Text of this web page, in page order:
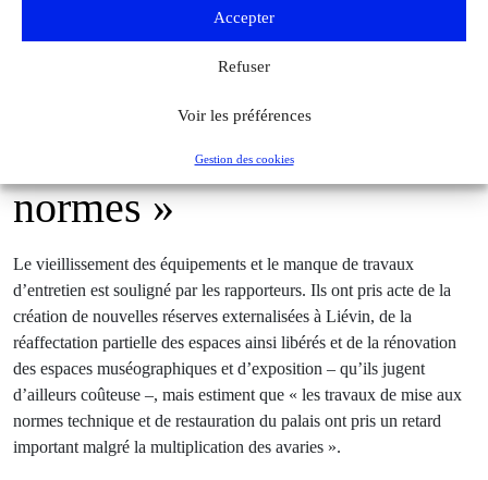
Accepter
Refuser
Voir les préférences
Gestion des cookies
« Un sous-investissement
dans les travaux
d’entretien et de mise aux
normes »
Le vieillissement des équipements et le manque de travaux
d’entretien est souligné par les rapporteurs. Ils ont pris acte de la
création de nouvelles réserves externalisées à Liévin, de la
réaffectation partielle des espaces ainsi libérés et de la rénovation
des espaces muséographiques et d’exposition – qu’ils jugent
d’ailleurs coûteuse –, mais estiment que « les travaux de mise aux
normes technique et de restauration du palais ont pris un retard
important malgré la multiplication des avaries ».